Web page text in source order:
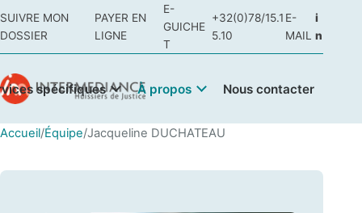
SUIVRE MON
DOSSIER
PAYER EN
LIGNE
E-
GUICHE
T
+32(0)78/15.1
5.10
E-
MAIL
i
n
spécifiques À propos Nous contacter
Accueil/Équipe/Jacqueline DUCHATEAU